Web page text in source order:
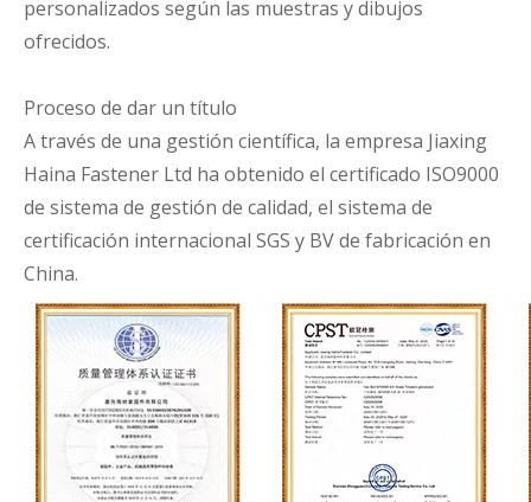
personalizados según las muestras y dibujos
ofrecidos.
Proceso de dar un título
A través de una gestión científica, la empresa Jiaxing
Haina Fastener Ltd ha obtenido el certificado ISO9000
de sistema de gestión de calidad, el sistema de
certificación internacional SGS y BV de fabricación en
China.